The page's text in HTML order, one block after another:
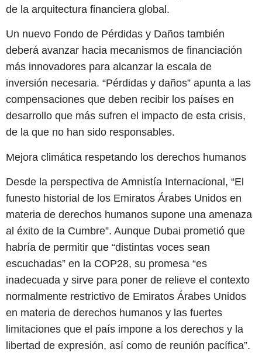
de la arquitectura financiera global.
Un nuevo Fondo de Pérdidas y Daños también
deberá avanzar hacia mecanismos de financiación
más innovadores para alcanzar la escala de
inversión necesaria. “Pérdidas y daños” apunta a las
compensaciones que deben recibir los países en
desarrollo que más sufren el impacto de esta crisis,
de la que no han sido responsables.
Mejora climática respetando los derechos humanos
Desde la perspectiva de Amnistía Internacional, “El
funesto historial de los Emiratos Árabes Unidos en
materia de derechos humanos supone una amenaza
al éxito de la Cumbre”. Aunque Dubai prometió que
habría de permitir que “distintas voces sean
escuchadas” en la COP28, su promesa “es
inadecuada y sirve para poner de relieve el contexto
normalmente restrictivo de Emiratos Árabes Unidos
en materia de derechos humanos y las fuertes
limitaciones que el país impone a los derechos y la
libertad de expresión, así como de reunión pacífica”.